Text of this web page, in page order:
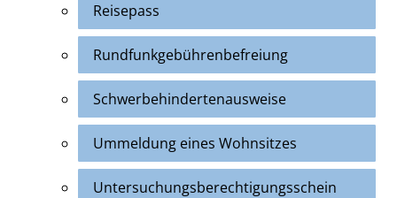
Reisepass
Rundfunkgebührenbefreiung
Schwerbehindertenausweise
Ummeldung eines Wohnsitzes
Untersuchungsberechtigungsschein